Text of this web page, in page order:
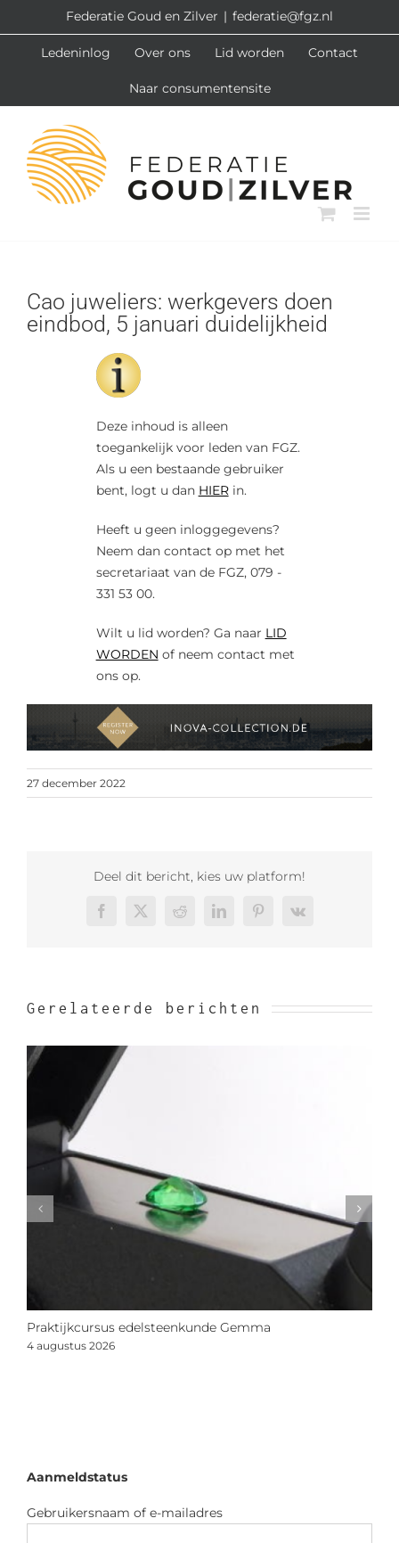
naar
inhoud
Federatie Goud en Zilver | federatie@fgz.nl
Ledeninlog Over ons Lid worden Contact
Naar consumentensite
Cao juweliers: werkgevers doen
eindbod, 5 januari duidelijkheid
Deze inhoud is alleen
toegankelijk voor leden van FGZ.
Als u een bestaande gebruiker
bent, logt u dan HIERin.
Heeft u geen inloggegevens?
Neem dan contact op met het
secretariaat van de FGZ, 079 -
331 53 00.
Wilt u lid worden? Ga naar LID
WORDEN of neem contact met
ons op.
27 december 2022
Deel dit bericht, kies uw platform!
Facebook
X RedditLinkedInPinterest
Vk
Gerelateerde berichten
Praktijkcursus edelsteenkunde Gemma
4 augustus 2026
Aanmeldstatus
Gebruikersnaam of e-mailadres